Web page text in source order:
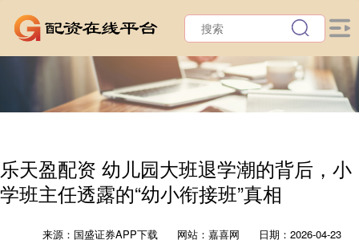
乐天盈配资 幼儿园大班退学潮的背后，小
学班主任透露的“幼小衔接班”真相
来源：国盛证券APP下载 网站：嘉喜网
日期：2026-04-23